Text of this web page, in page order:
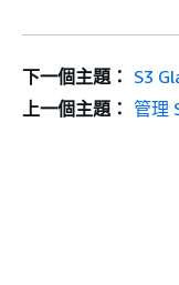
下一個主題： S3
上一個主題： 管理